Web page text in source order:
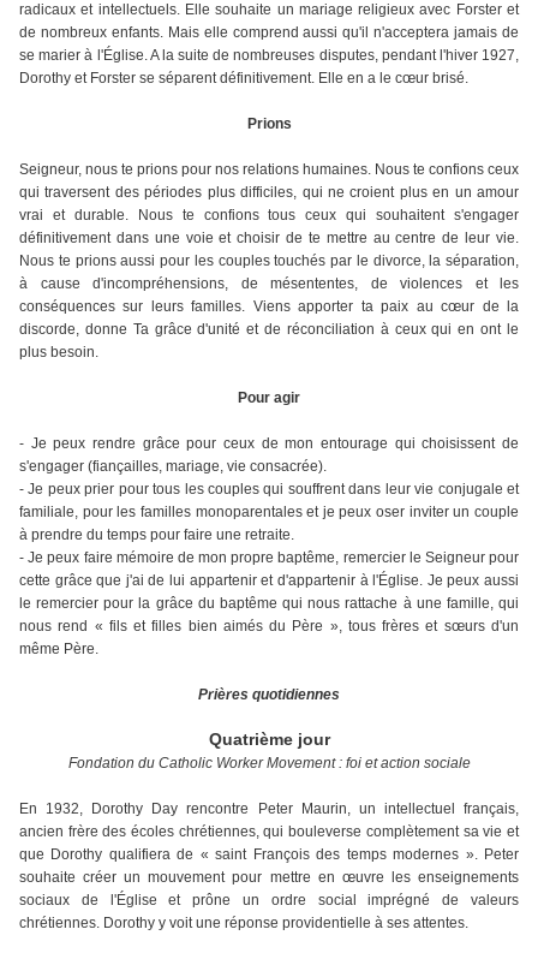
radicaux et intellectuels. Elle souhaite un mariage religieux avec Forster et
de nombreux enfants. Mais elle comprend aussi qu'il n'acceptera jamais de
se marier à l'Église. A la suite de nombreuses disputes, pendant l'hiver 1927,
Dorothy et Forster se séparent définitivement. Elle en a le cœur brisé.
Prions
Seigneur, nous te prions pour nos relations humaines. Nous te confions ceux
qui traversent des périodes plus difficiles, qui ne croient plus en un amour
vrai et durable. Nous te confions tous ceux qui souhaitent s'engager
définitivement dans une voie et choisir de te mettre au centre de leur vie.
Nous te prions aussi pour les couples touchés par le divorce, la séparation,
à cause d'incompréhensions, de mésententes, de violences et les
conséquences sur leurs familles. Viens apporter ta paix au cœur de la
discorde, donne Ta grâce d'unité et de réconciliation à ceux qui en ont le
plus besoin.
Pour agir
- Je peux rendre grâce pour ceux de mon entourage qui choisissent de
s'engager (fiançailles, mariage, vie consacrée).
- Je peux prier pour tous les couples qui souffrent dans leur vie conjugale et
familiale, pour les familles monoparentales et je peux oser inviter un couple
à prendre du temps pour faire une retraite.
- Je peux faire mémoire de mon propre baptême, remercier le Seigneur pour
cette grâce que j'ai de lui appartenir et d'appartenir à l'Église. Je peux aussi
le remercier pour la grâce du baptême qui nous rattache à une famille, qui
nous rend « fils et filles bien aimés du Père », tous frères et sœurs d'un
même Père.
Prières quotidiennes
Quatrième jour
Fondation du Catholic Worker Movement : foi et action sociale
En 1932, Dorothy Day rencontre Peter Maurin, un intellectuel français,
ancien frère des écoles chrétiennes, qui bouleverse complètement sa vie et
que Dorothy qualifiera de « saint François des temps modernes ». Peter
souhaite créer un mouvement pour mettre en œuvre les enseignements
sociaux de l'Église et prône un ordre social imprégné de valeurs
chrétiennes. Dorothy y voit une réponse providentielle à ses attentes.